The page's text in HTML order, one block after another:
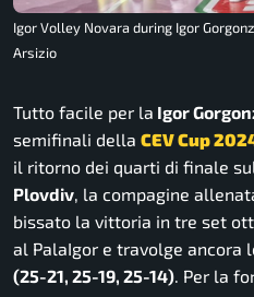
Igor Volley Novara during Igor
Arsizio
Tutto facile per la Igor
semifinali della CEV Cup
il ritorno dei quarti di finale
Plovdiv, la compagine
bissato la vittoria in tre set
al PalaIgor e travolge ancora
(25-21, 25-19, 25-14). Per la